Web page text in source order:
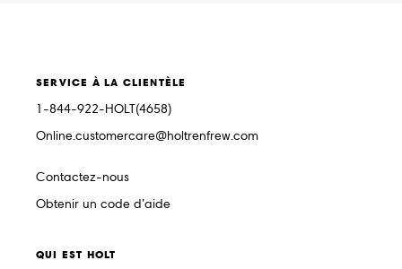
SERVICE À LA CLIENTÈLE
1-844-922-HOLT(4658)
Online.customercare@holtrenfrew.com
Contactez-nous
Obtenir un code d’aide
QUI EST HOLT